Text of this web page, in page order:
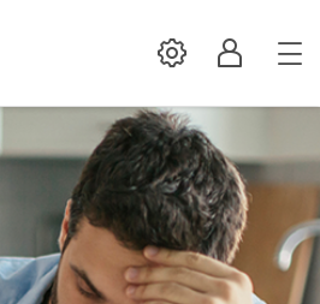
SettingsProfil